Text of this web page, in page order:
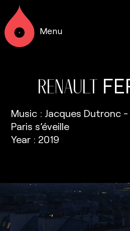
Menu
RENAULT
Music : Jacques Dutronc
Paris s’éveille
Year : 2019